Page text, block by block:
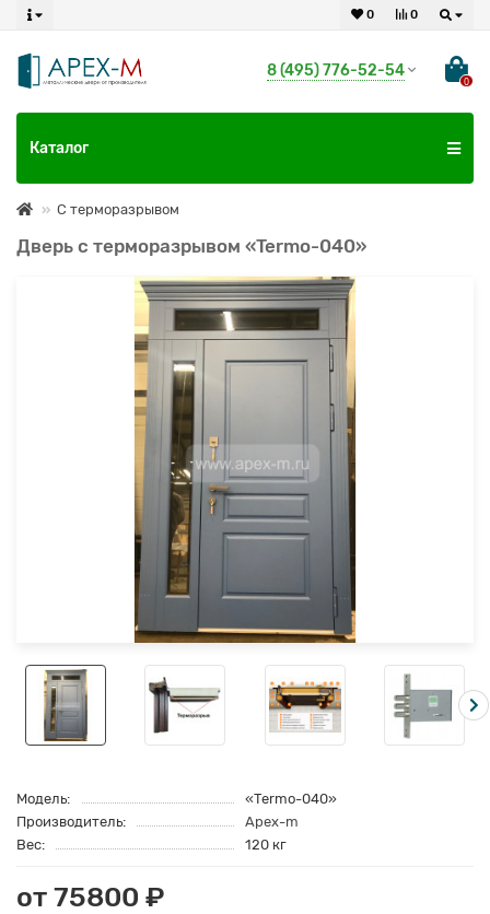
0
0
8 (495) 776-52-54
0
Каталог
С терморазрывом
Дверь с терморазрывом «Termo-040»
Модель:
«Termo-040»
Производитель:
Apex-m
Вес:
120 кг
от 75800 ₽